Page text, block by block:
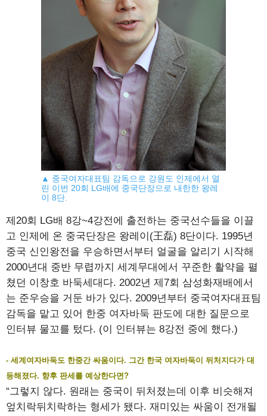
▲ 중국여자대표팀 감독으로 강원도 인제에서 열
린 이번 20회 LG배에 중국단장으로 내한한 왕레
이 8단.
제20회 LG배 8강~4강전에 출전하는 중국선수들을 이끌
고 인제에 온 중국단장은 왕레이(王磊) 8단이다. 1995년
중국 신인왕전을 우승하면서부터 얼굴을 알리기 시작해
2000년대 중반 무렵까지 세계무대에서 꾸준한 활약을 펼
쳤던 이창호 바둑세대다. 2002년 제7회 삼성화재배에서
는 준우승을 거둔 바가 있다. 2009년부터 중국여자대표팀
감독을 맡고 있어 한중 여자바둑 판도에 대한 질문으로
인터뷰 물꼬를 텄다. (이 인터뷰는 8강전 중에 했다.)
- 세계여자바둑도 한중간 싸움이다. 그간 한국 여자바둑이 뒤처지다가 대
등해졌다. 향후 판세를 예상한다면?
“그렇지 않다. 원래는 중국이 뒤처졌는데 이후 비슷해져
엎치락뒤치락하는 형세가 됐다. 재미있는 싸움이 전개될